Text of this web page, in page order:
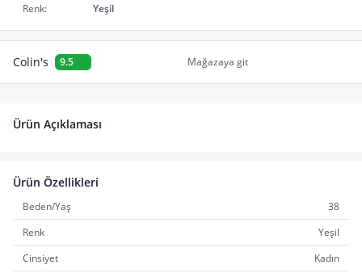
Renk:
Yeşil
Colin's 9.5 Mağazaya git
Ürün Açıklaması
Ürün Özellikleri
Beden/Yaş
38
Renk
Yeşil
Cinsiyet
Kadın